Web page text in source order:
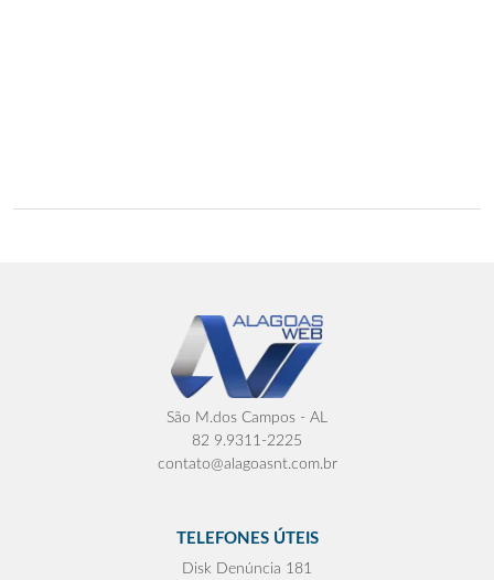
São M.dos Campos - AL
82 9.9311-2225
contato@alagoasnt.com.br
TELEFONES ÚTEIS
Disk Denúncia 181